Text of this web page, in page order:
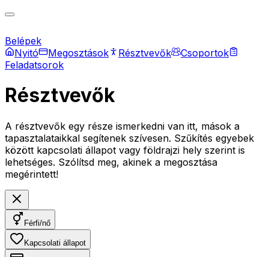
Belépek
Nyitó
Megosztások Résztvevők
Csoportok
Feladatsorok
Résztvevők
A résztvevők egy része ismerkedni van itt, mások a
tapasztalataikkal segítenek szívesen. Szűkítés egyebek
között kapcsolati állapot vagy földrajzi hely szerint is
lehetséges. Szólítsd meg, akinek a megosztása
megérintett!
Férfi/nő
Kapcsolati állapot